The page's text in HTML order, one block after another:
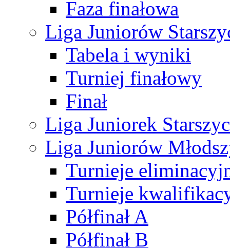
Faza finałowa
Liga Juniorów
Tabela i wyniki
Turniej finałowy
Finał
Liga Juniorek
Liga Juniorów
Turnieje
Turnieje
Półfinał A
Półfinał B